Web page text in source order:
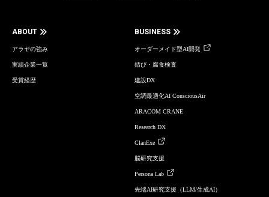
ABOUT
アラヤの強み
実績企業一覧
受賞経歴
BUSINESS
オーダーメイド型AI開発
錆び・腐食検査
建設DX
空調最適化AI ConsciousAir
ARACOM CRANE
Research DX
ClanExe
脳研究支援
Persona Lab
先端AI研究支援（LLM/生成AI）